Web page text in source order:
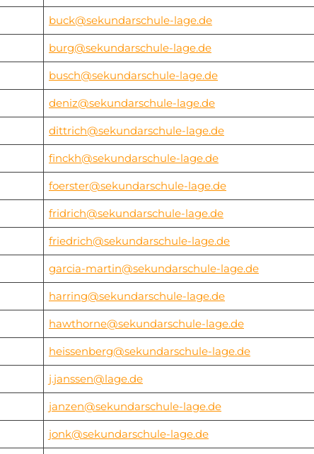
buck@sekundarschule-lage.de
burg@sekundarschule-lage.de
busch@sekundarschule-lage.de
deniz@sekundarschule-lage.de
dittrich@sekundarschule-lage.de
finckh@sekundarschule-lage.de
foerster@sekundarschule-lage.de
fridrich@sekundarschule-lage.de
friedrich@sekundarschule-lage.de
garcia-martin@sekundarschule-lage.de
harring@sekundarschule-lage.de
hawthorne@sekundarschule-lage.de
heissenberg@sekundarschule-lage.de
j.janssen@lage.de
janzen@sekundarschule-lage.de
jonk@sekundarschule-lage.de